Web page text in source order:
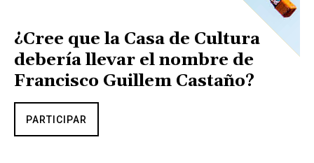
¿Cree que la Casa de Cultura
debería llevar el nombre de
Francisco Guillem Castaño?
PARTICIPAR